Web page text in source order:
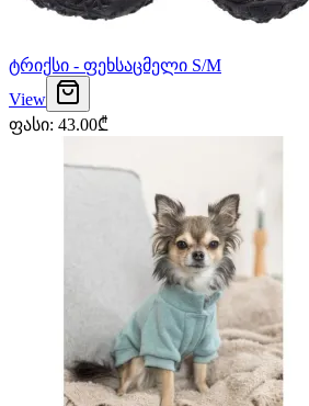
ტრიქსი - ფეხსაცმელი S/M
View
ფასი: 43.00₾